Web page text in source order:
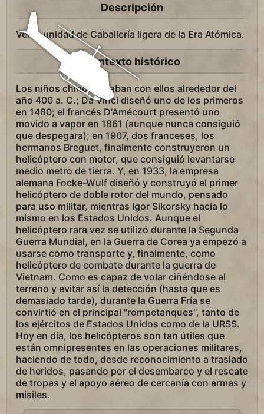
Descripción
Veloz unidad de Caballería ligera de la Era Atómica.
Contexto histórico
Los niños chinos jugaban con ellos alrededor del
año 400 a. C.; Da Vinci diseñó uno de los primeros
en 1480; el francés D'Amécourt presentó uno
movido a vapor en 1861 (aunque nunca consiguió
que despegara); en 1907, dos franceses, los
hermanos Breguet, finalmente construyeron un
helicóptero con motor, que consiguió levantarse
medio metro de tierra. Y, en 1933, la empresa
alemana Focke-Wulf diseñó y construyó el primer
helicóptero de doble rotor del mundo, pensado
para uso militar, mientras Igor Sikorsky hacía lo
mismo en los Estados Unidos. Aunque el
helicóptero rara vez se utilizó durante la Segunda
Guerra Mundial, en la Guerra de Corea ya empezó a
usarse como transporte y, finalmente, como
helicóptero de combate durante la guerra de
Vietnam. Como es capaz de volar ciñéndose al
terreno y evitar así la detección (hasta que es
demasiado tarde), durante la Guerra Fría se
convirtió en el principal "rompetanques", tanto de
los ejércitos de Estados Unidos como de la URSS.
Hoy en día, los helicópteros son tan útiles que
están omnipresentes en las operaciones militares,
haciendo de todo, desde reconocimiento a traslado
de heridos, pasando por el desembarco y el rescate
de tropas y el apoyo aéreo de cercanía con armas y
misiles.